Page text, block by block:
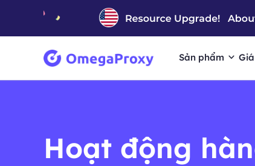
Sản phẩm
Hoạt động